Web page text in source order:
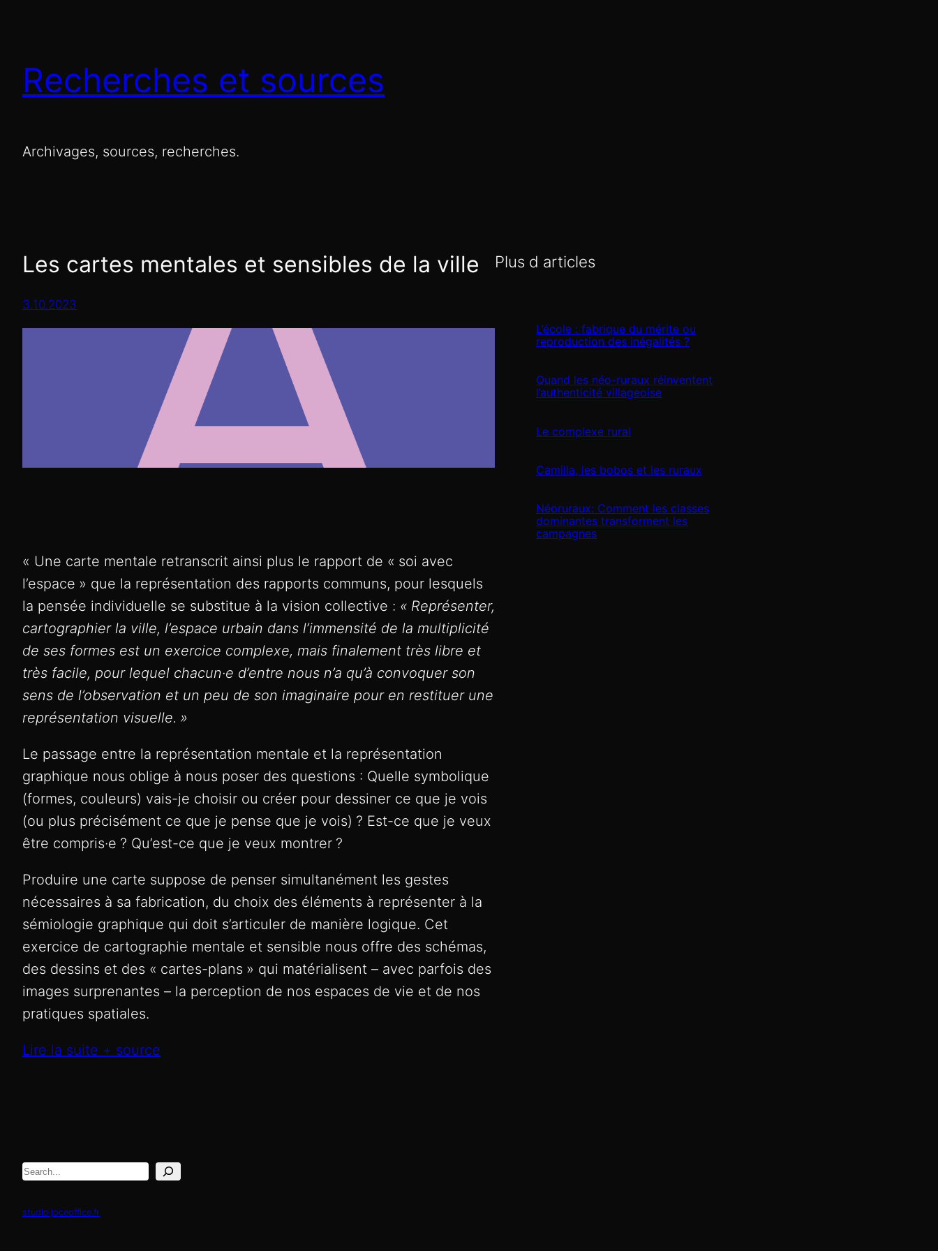
Recherches et sources
Archivages, sources, recherches.
Les cartes mentales et sensibles de la ville
3.10.2023
« Une carte mentale retranscrit ainsi plus le rapport de « soi avec
l’espace » que la représentation des rapports communs, pour lesquels
la pensée individuelle se substitue à la vision collective : « Représenter,
cartographier la ville, l’espace urbain dans l’immensité de la multiplicité
de ses formes est un exercice complexe, mais finalement très libre et
très facile, pour lequel chacun·e d’entre nous n’a qu’à convoquer son
sens de l’observation et un peu de son imaginaire pour en restituer une
représentation visuelle. »
Le passage entre la représentation mentale et la représentation
graphique nous oblige à nous poser des questions : Quelle symbolique
(formes, couleurs) vais-je choisir ou créer pour dessiner ce que je vois
(ou plus précisément ce que je pense que je vois) ? Est-ce que je veux
être compris·e ? Qu’est-ce que je veux montrer ?
Produire une carte suppose de penser simultanément les gestes
nécessaires à sa fabrication, du choix des éléments à représenter à la
sémiologie graphique qui doit s’articuler de manière logique. Cet
exercice de cartographie mentale et sensible nous offre des schémas,
des dessins et des « cartes-plans » qui matérialisent – avec parfois des
images surprenantes – la perception de nos espaces de vie et de nos
pratiques spatiales.
Lire la suite + source
Plus d articles
L’école : fabrique du mérite ou
reproduction des inégalités ?
Quand les néo-ruraux réinventent
l’authenticité villageoise
Le complexe rural
Camilla, les bobos et les ruraux
Néoruraux: Comment les classes
dominantes transforment les
campagnes
Rechercher
studio.joceoffice.fr